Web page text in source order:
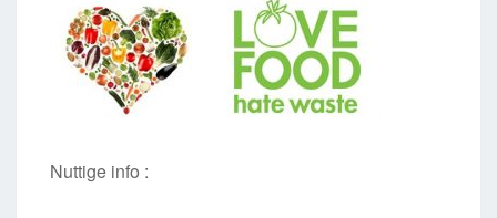
Nuttige info :